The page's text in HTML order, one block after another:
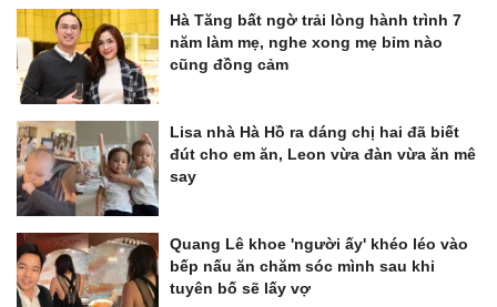
Hà Tăng bất ngờ trải lòng hành trình 7
năm làm mẹ, nghe xong mẹ bỉm nào
cũng đồng cảm
Lisa nhà Hà Hồ ra dáng chị hai đã biết
đút cho em ăn, Leon vừa đàn vừa ăn mê
say
Quang Lê khoe 'người ấy' khéo léo vào
bếp nấu ăn chăm sóc mình sau khi
tuyên bố sẽ lấy vợ